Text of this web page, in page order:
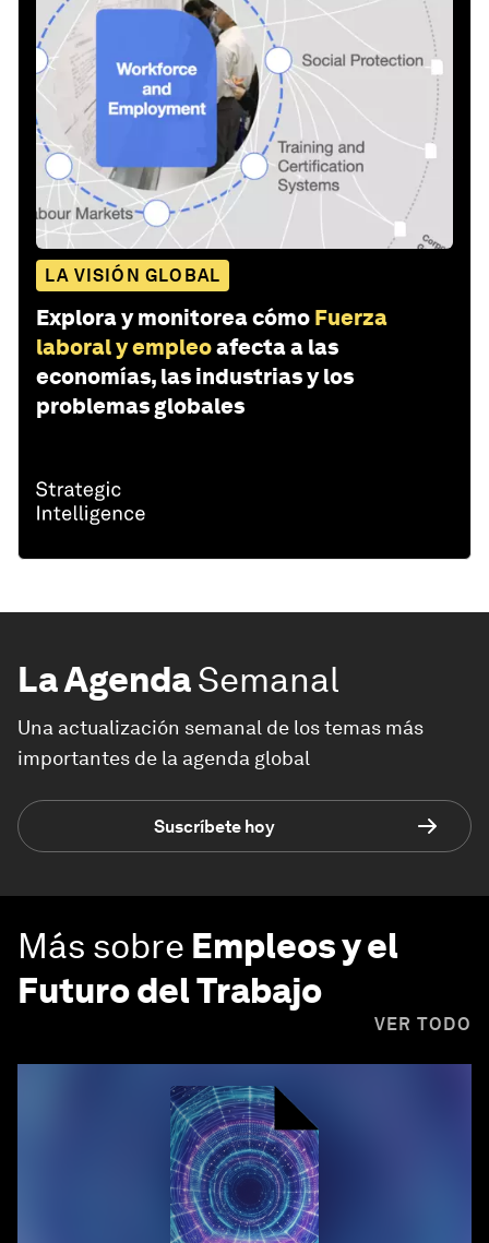
LA VISIÓN GLOBAL
Explora y monitorea cómo Fuerza
laboral y empleoafecta a las
economías, las industrias y los
problemas globales
La AgendaSemanal
Una actualización semanal de los temas más
importantes de la agenda global
Suscríbete hoy
Más sobre Empleos y el
Futuro del Trabajo
VER TODO